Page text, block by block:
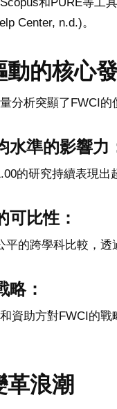
和PURE等工
Center, n.d.)。
動的核心
分析突顯了FWCI
水準的影響力
的研究持續表現出
可比性：
平的跨學科比較，透
略：
資助方對FWCI的
革浪潮